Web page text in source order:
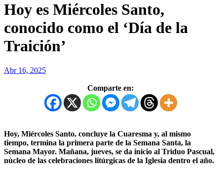
Hoy es Miércoles Santo,
conocido como el ‘Día de la
Traición’
Abr 16, 2025
Comparte en:
Hoy, Miércoles Santo, concluye la Cuaresma y, al mismo
tiempo, termina la primera parte de la Semana Santa, la
Semana Mayor. Mañana, jueves, se da inicio al Triduo Pascual,
núcleo de las celebraciones litúrgicas de la Iglesia dentro el año.